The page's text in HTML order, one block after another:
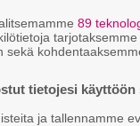
soitti
kappaleet
89
sekä
tietojesi käyttöön
ja tallennamme